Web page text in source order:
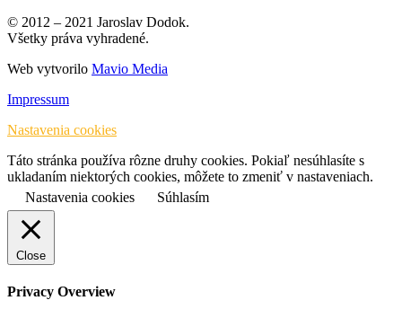
© 2012 – 2021 Jaroslav Dodok.
Všetky práva vyhradené.
Web vytvorilo Mavio Media
Impressum
Nastavenia cookies
Táto stránka používa rôzne druhy cookies. Pokiaľ nesúhlasíte s
ukladaním niektorých cookies, môžete to zmeniť v nastaveniach.
Nastavenia cookies
Súhlasím
Close
Privacy Overview